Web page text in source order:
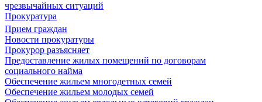
чрезвычайных ситуаций
Прокуратура
Прием граждан
Новости прокуратуры
Прокурор разъясняет
Предоставление жилых помещений по договорам
социального найма
Обеспечение жильем многодетных семей
Обеспечение жильем молодых семей